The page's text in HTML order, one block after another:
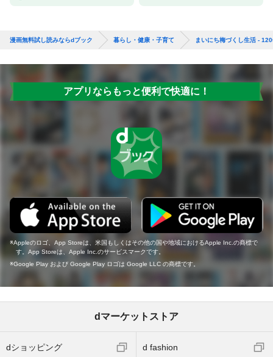
漫画無料試し読みならdブック 暮らし・健康・子育て まいにち梅づくし生活 -
アプリならもっと便利で快適に！
Appleのロゴ、App Storeは、米国もしくはその他の国や地域におけるApple Inc.の商標で
す。App Storeは、Apple Inc.のサービスマークです。
Google Play および Google Play ロゴは Google LLC の商標です。
dマーケットストア
dショッピング d fashion